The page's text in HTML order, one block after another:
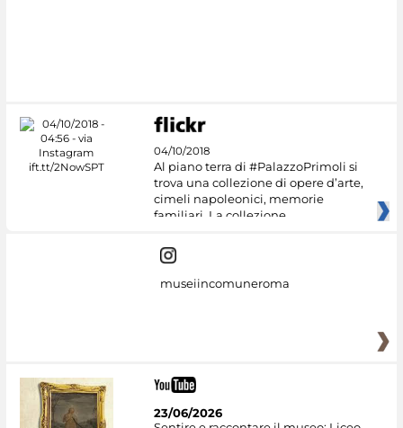
04/10/2018
Al piano terra di #PalazzoPrimoli si
trova una collezione di opere d’arte,
cimeli napoleonici, memorie
familiari. La collezione
museiincomuneroma
23/06/2026